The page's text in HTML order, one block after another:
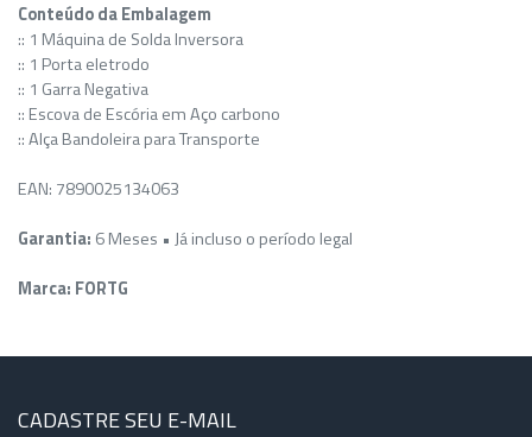
Conteúdo da Embalagem
:: 1 Máquina de Solda Inversora
:: 1 Porta eletrodo
:: 1 Garra Negativa
:: Escova de Escória em Aço carbono
:: Alça Bandoleira para Transporte
EAN: 7890025134063
Garantia: 6 Meses • Já incluso o período legal
Marca: FORTG
CADASTRE SEU E-MAIL